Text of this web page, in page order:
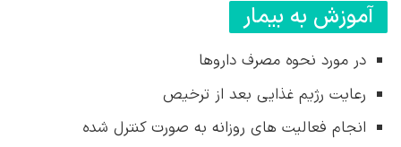
آموزش به بیمار
در مورد نحوه مصرف داروها
رعایت رژیم غذایی بعد از ترخیص
انجام فعالیت های روزانه به صورت کنترل شده